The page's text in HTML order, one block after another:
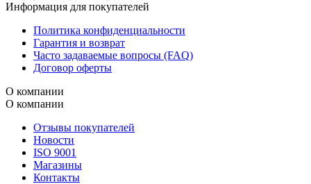
Информация для покупателей
Политика конфиденциальности
Гарантия и возврат
Часто задаваемые вопросы (FAQ)
Договор оферты
О компании
О компании
Отзывы покупателей
Новости
ISO 9001
Магазины
Контакты